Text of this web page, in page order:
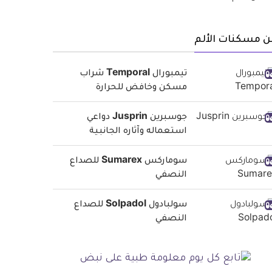
مسكنات الألم
تيمبورال Temporal شراب
مسكن وخافض للحرارة
جوسبرين Jusprin دواعي
استعماله وآثاره الجانبية
سوماركس Sumarex للصداع
النصفي
سولبادول Solpadol للصداع
النصفي